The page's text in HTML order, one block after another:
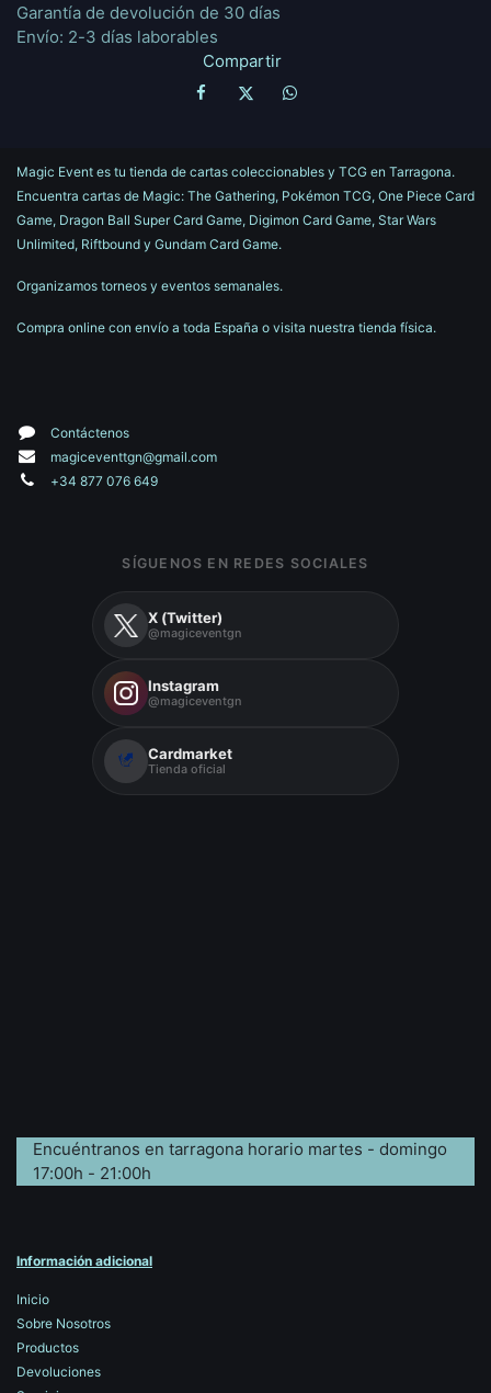
Garantía de devolución de 30 días
Envío: 2-3 días laborables
Compartir
Magic Event es tu tienda de cartas coleccionables y TCG en Tarragona.
Encuentra cartas de Magic: The Gathering, Pokémon TCG, One Piece Card
Game, Dragon Ball Super Card Game, Digimon Card Game, Star Wars
Unlimited, Riftbound y Gundam Card Game.
Organizamos torneos y eventos semanales.
Compra online con envío a toda España o visita nuestra tienda física.
Contáctenos
magiceventtgn@gmail.com
+34 877 076 649
SÍGUENOS EN REDES SOCIALES
X (Twitter)
@magiceventgn
Instagram
@magiceventgn
Cardmarket
Tienda oficial
Encuéntranos en tarragona horario martes - domingo
17:00h - 21:00h
Información adicional
Inicio
Sobre Nosotros
Productos
Devoluciones